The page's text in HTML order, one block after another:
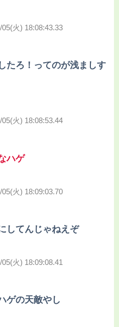
05(火) 18:08:43.33
たろ！ってのが浅ましす
05(火) 18:08:53.44
ハゲ
05(火) 18:09:03.70
してんじゃねえぞ
05(火) 18:09:08.41
ゲの天敵やし